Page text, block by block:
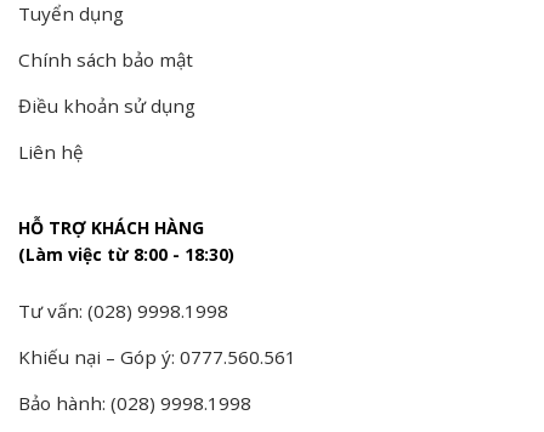
Tuyển dụng
Chính sách bảo mật
Điều khoản sử dụng
Liên hệ
HỖ TRỢ KHÁCH HÀNG
(Làm việc từ 8:00 - 18:30)
Tư vấn: (028) 9998.1998
Khiếu nại – Góp ý: 0777.560.561
Bảo hành: (028) 9998.1998